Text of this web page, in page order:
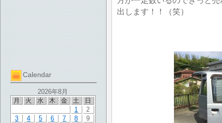
Calendar
2026年8月
月
火 水 木 金 土 日
1
2
3
4 5 6 7 8
9
出します！！（笑）